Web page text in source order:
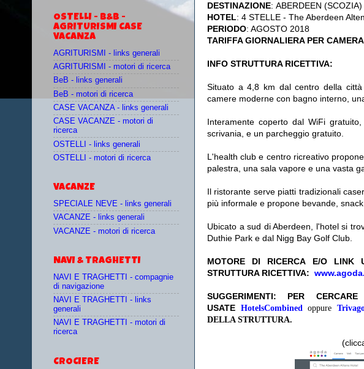
DESTINAZIONE: ABERDEEN (SCOZIA)
HOTEL: 4 STELLE - The Aberdeen
PERIODO: AGOSTO 2018
TARIFFA GIORNALIERA PER
INFO STRUTTURA RICETTIVA:
Situato a 4,8 km dal centro della
camere moderne con bagno interno,
Interamente coperto dal WiFi
scrivania, e un parcheggio gratuito.
L'health club e centro ricreativo
palestra, una sala vapore e una vasta
Il ristorante serve piatti tradizionali
più informale e propone bevande,
Ubicato a sud di Aberdeen, l'hotel si
Duthie Park e dal Nigg Bay Golf Club.
MOTORE DI RICERCA E/O LINK
STRUTTURA RICETTIVA:
SUGGERIMENTI: PER
USATE HotelsCombinedoppure
DELLA STRUTTURA.
OSTELLI - B&B -
AGRITURISMI CASE
VACANZA
AGRITURISMI - links generali
AGRITURISMI - motori di ricerca
BeB - links generali
BeB - motori di ricerca
CASE VACANZA - links generali
CASE VACANZE - motori di
ricerca
OSTELLI - links generali
OSTELLI - motori di ricerca
VACANZE
SPECIALE NEVE - links generali
VACANZE - links generali
VACANZE - motori di ricerca
NAVI & TRAGHETTI
NAVI E TRAGHETTI - compagnie
di navigazione
NAVI E TRAGHETTI - links
generali
NAVI E TRAGHETTI - motori di
ricerca
CROCIERE